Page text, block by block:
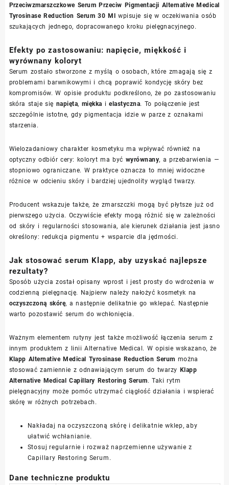
Przeciwzmarszczkowe Serum Przeciw Pigmentacji Alternative Medical
Tyrosinase Reduction Serum 30 Ml wpisuje się w oczekiwania osób
szukających jednego, dopracowanego kroku pielęgnacyjnego.
Efekty po zastosowaniu: napięcie, miękkość i
wyrównany koloryt
Serum zostało stworzone z myślą o osobach, które zmagają się z
problemami barwnikowymi i chcą poprawić kondycję skóry bez
kompromisów. W opisie produktu podkreślono, że po zastosowaniu
skóra staje się napięta, miękka ielastyczna. To połączenie jest
szczególnie istotne, gdy pigmentacja idzie w parze z oznakami
starzenia.
Wielozadaniowy charakter kosmetyku ma wpływać również na
optyczny odbiór cery: koloryt ma być wyrównany, a przebarwienia —
stopniowo ograniczane. W praktyce oznacza to mniej widoczne
różnice w odcieniu skóry i bardziej ujednolity wygląd twarzy.
Producent wskazuje także, że zmarszczki mogą być płytsze już od
pierwszego użycia. Oczywiście efekty mogą różnić się w zależności
od skóry i regularności stosowania, ale kierunek działania jest jasno
określony: redukcja pigmentu + wsparcie dla jędrności.
Jak stosować serum Klapp, aby uzyskać najlepsze
rezultaty?
Sposób użycia został opisany wprost i jest prosty do wdrożenia w
codzienną pielęgnację. Najpierw należy nałożyć kosmetyk na
oczyszczoną skórę, a następnie delikatnie go wklepać. Następnie
warto pozostawić serum do wchłonięcia.
Ważnym elementem rutyny jest także możliwość łączenia serum z
innym produktem z linii Alternative Medical. W opisie wskazano, że
Klapp Alternative Medical Tyrosinase Reduction Serum można
stosować zamiennie z odnawiającym serum do twarzy Klapp
Alternative Medical Capillary Restoring Serum. Taki rytm
pielęgnacyjny może pomóc utrzymać ciągłość działania i wspierać
skórę w różnych potrzebach.
Nakładaj na oczyszczoną skórę i delikatnie wklep, aby
ułatwić wchłanianie.
Stosuj regularnie i rozważ naprzemienne używanie z
Capillary Restoring Serum.
Dane techniczne produktu